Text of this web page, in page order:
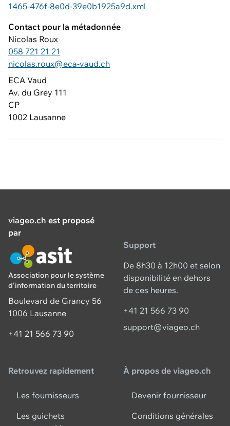
1465-476f-8e0d-39e0b1925a9d.xml
Contact pour la métadonnée
Nicolas Roux
058 721 21 21
nicolas.roux@eca-vaud.ch
ECA Vaud
Av. du Grey 111
CP
1002 Lausanne
viageo.ch est proposé
par
Association pour le système
d'information du territoire
Boulevard de Grancy 56
1006 Lausanne
+41 21 566 73 90
Support
De 8h30 à 12h00 et selon
disponibilité en dehors
de ces heures.
+41 21 566 73 90
support@viageo.ch
Retrouvez rapidement
Les fournisseurs
Les guichets
À propos de viageo.ch
Devenir fournisseur
Conditions générales